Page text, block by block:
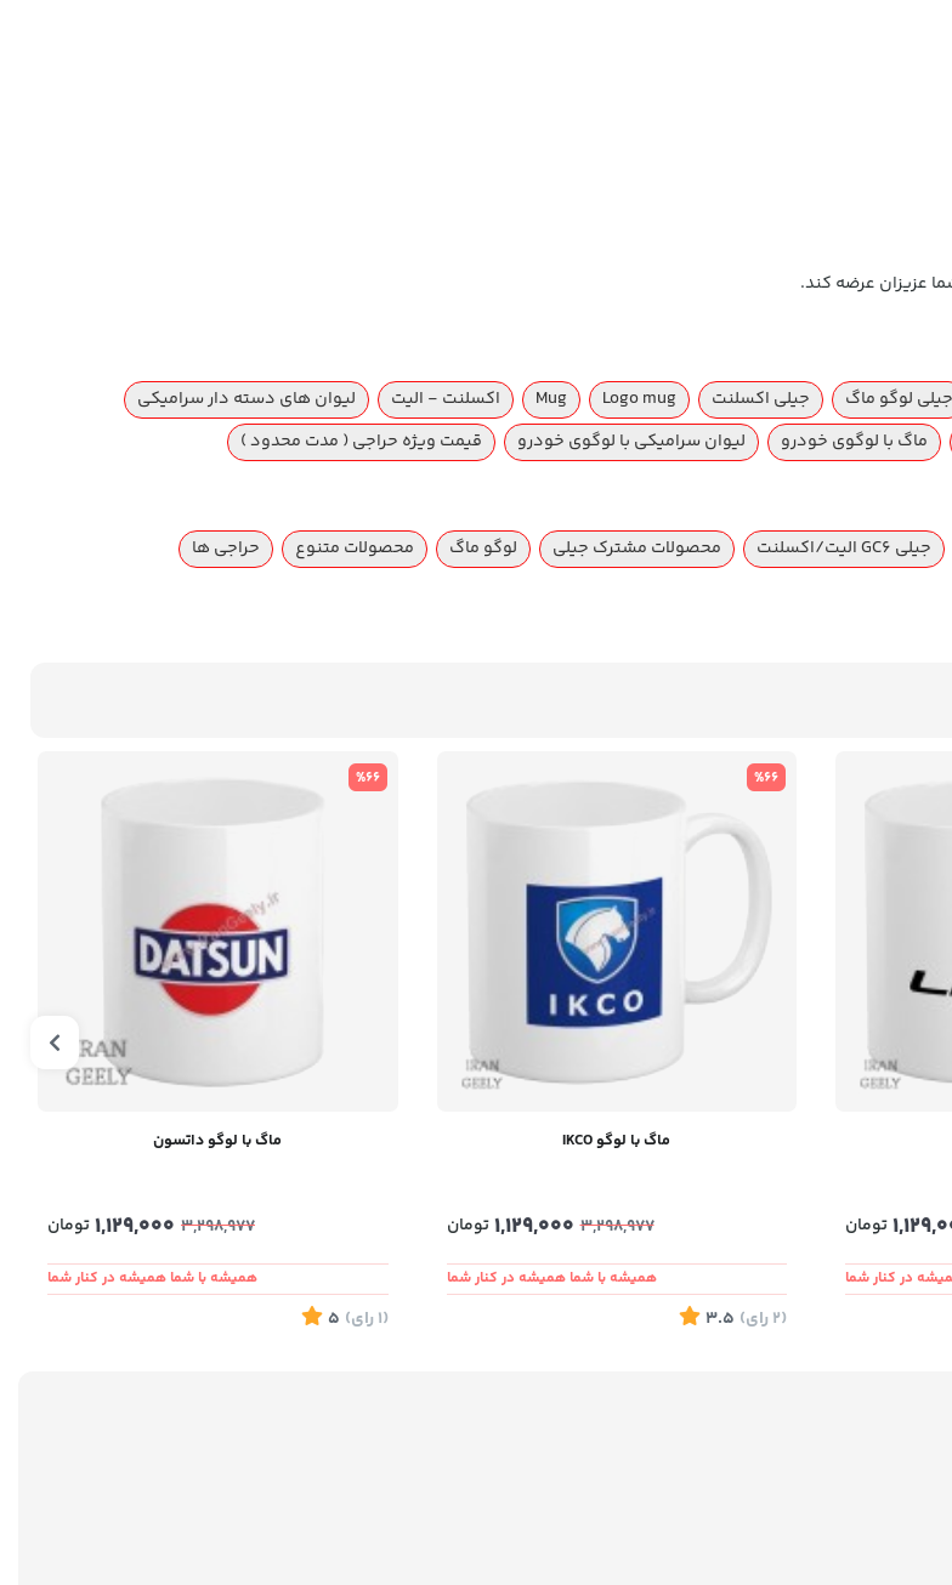
عزیزان عرضه کند.
جیلی لوگو ماگ جیلی اکسلنت Logo mug
Mug اکسلنت - الیت
لیوان های دسته دار سرامیکی
ماگ با لوگوی خودرو لیوان سرامیکی با لوگوی خودرو قیمت ویژه حراجی ( مدت محدود )
جیلی GC6 الیت/اکسلنت محصولات مشترک جیلی لوگو ماگ محصولات متنوع حراجی ها
تومان
در کنار شما
%66
ماگ با لوگو IKCO
3,298,977
1,129,000 تومان
همیشه با شما همیشه در کنار شما
(2 رای)
3.5
%66
ماگ با لوگو داتسون
3,298,977
1,129,000تومان
همیشه با شما همیشه در کنار شما
(1 رای)
5